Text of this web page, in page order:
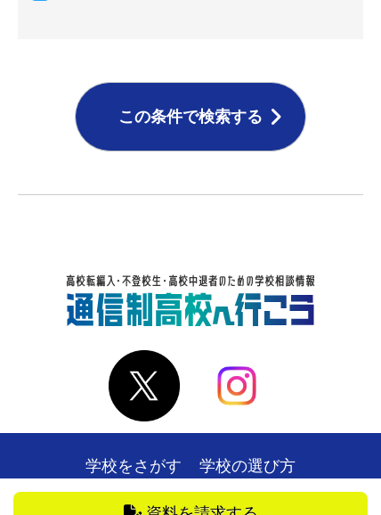
この条件で検索する
学校をさがす
学校の選び方
在校生・卒業生の声
お役立ち情報